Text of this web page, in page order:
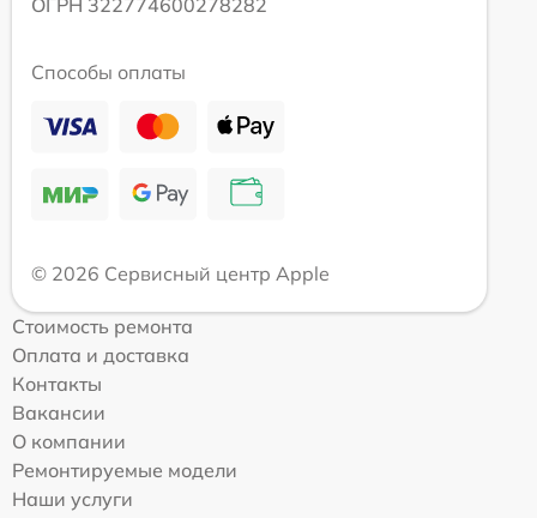
Способы оплаты
© 2026 Сервисный центр Apple
Стоимость ремонта
Оплата и доставка
Контакты
Вакансии
О компании
Ремонтируемые модели
Наши услуги